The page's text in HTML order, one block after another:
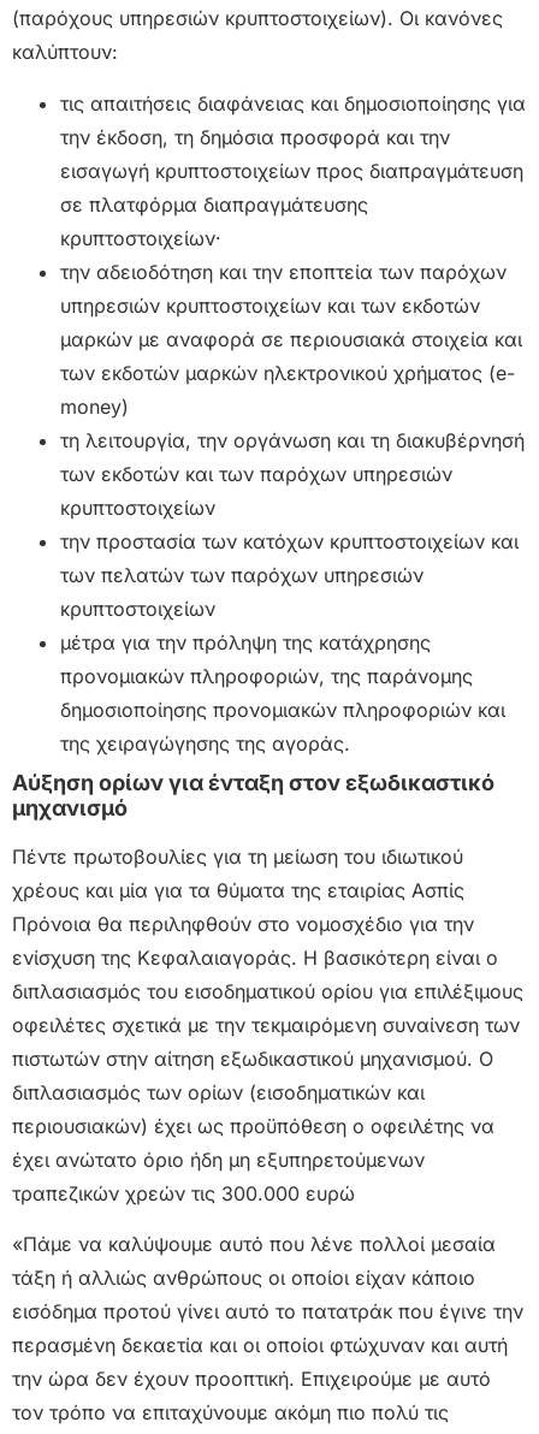
(παρόχους υπηρεσιών κρυπτοστοιχείων). Οι κανόνες
καλύπτουν:
τις απαιτήσεις διαφάνειας και δημοσιοποίησης για
την έκδοση, τη δημόσια προσφορά και την
εισαγωγή κρυπτοστοιχείων προς διαπραγμάτευση
σε πλατφόρμα διαπραγμάτευσης
κρυπτοστοιχείων·
την αδειοδότηση και την εποπτεία των παρόχων
υπηρεσιών κρυπτοστοιχείων και των εκδοτών
μαρκών με αναφορά σε περιουσιακά στοιχεία και
των εκδοτών μαρκών ηλεκτρονικού χρήματος (e-
money)
τη λειτουργία, την οργάνωση και τη διακυβέρνησή
των εκδοτών και των παρόχων υπηρεσιών
κρυπτοστοιχείων
την προστασία των κατόχων κρυπτοστοιχείων και
των πελατών των παρόχων υπηρεσιών
κρυπτοστοιχείων
μέτρα για την πρόληψη της κατάχρησης
προνομιακών πληροφοριών, της παράνομης
δημοσιοποίησης προνομιακών πληροφοριών και
της χειραγώγησης της αγοράς.
Αύξηση ορίων για ένταξη στον εξωδικαστικό
μηχανισμό
Πέντε πρωτοβουλίες για τη μείωση του ιδιωτικού
χρέους και μία για τα θύματα της εταιρίας Ασπίς
Πρόνοια θα περιληφθούν στο νομοσχέδιο για την
ενίσχυση της Κεφαλαιαγοράς. Η βασικότερη είναι ο
διπλασιασμός του εισοδηματικού ορίου για επιλέξιμους
οφειλέτες σχετικά με την τεκμαιρόμενη συναίνεση των
πιστωτών στην αίτηση εξωδικαστικού μηχανισμού. Ο
διπλασιασμός των ορίων (εισοδηματικών και
περιουσιακών) έχει ως προϋπόθεση ο οφειλέτης να
έχει ανώτατο όριο ήδη μη εξυπηρετούμενων
τραπεζικών χρεών τις 300.000 ευρώ
«Πάμε να καλύψουμε αυτό που λένε πολλοί μεσαία
τάξη ή αλλιώς ανθρώπους οι οποίοι είχαν κάποιο
εισόδημα προτού γίνει αυτό το πατατράκ που έγινε την
περασμένη δεκαετία και οι οποίοι φτώχυναν και αυτή
την ώρα δεν έχουν προοπτική. Επιχειρούμε με αυτό
τον τρόπο να επιταχύνουμε ακόμη πιο πολύ τις